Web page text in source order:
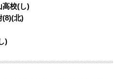
高校(し)
(8)(北)
)